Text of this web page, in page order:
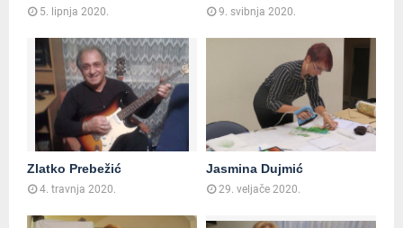
5. lipnja 2020. 9. svibnja 2020.
Zlatko Prebežić
4. travnja 2020.
Jasmina Dujmić
29. veljače 2020.